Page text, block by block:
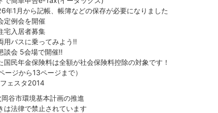
年1月から記帳、帳簿などの保存が必要になりました
定例会を開催
宅入居者募集
用バスに乗ってみよう!!
談会 5会場で開催!!
国民年金保険料は全額が社会保険料控除の対象です！
ージから13ページまで）
ェスタ2014
谷市環境基本計画の推進
は法律で禁止されています